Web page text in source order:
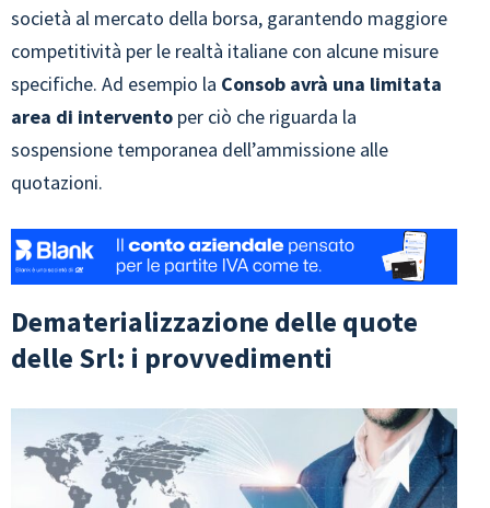
società al mercato della borsa, garantendo maggiore
competitività per le realtà italiane con alcune misure
specifiche. Ad esempio la Consob avrà una limitata
area di intervento per ciò che riguarda la
sospensione temporanea dell’ammissione alle
quotazioni.
Dematerializzazione delle quote
delle Srl: i provvedimenti